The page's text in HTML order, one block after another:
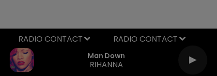
Man Down
RIHANNA
RADIO CONTACT